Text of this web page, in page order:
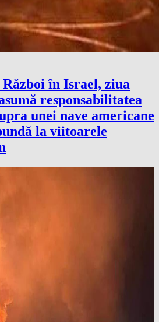
în Israel, ziua
responsabilitatea
unei nave americane
la viitoarele